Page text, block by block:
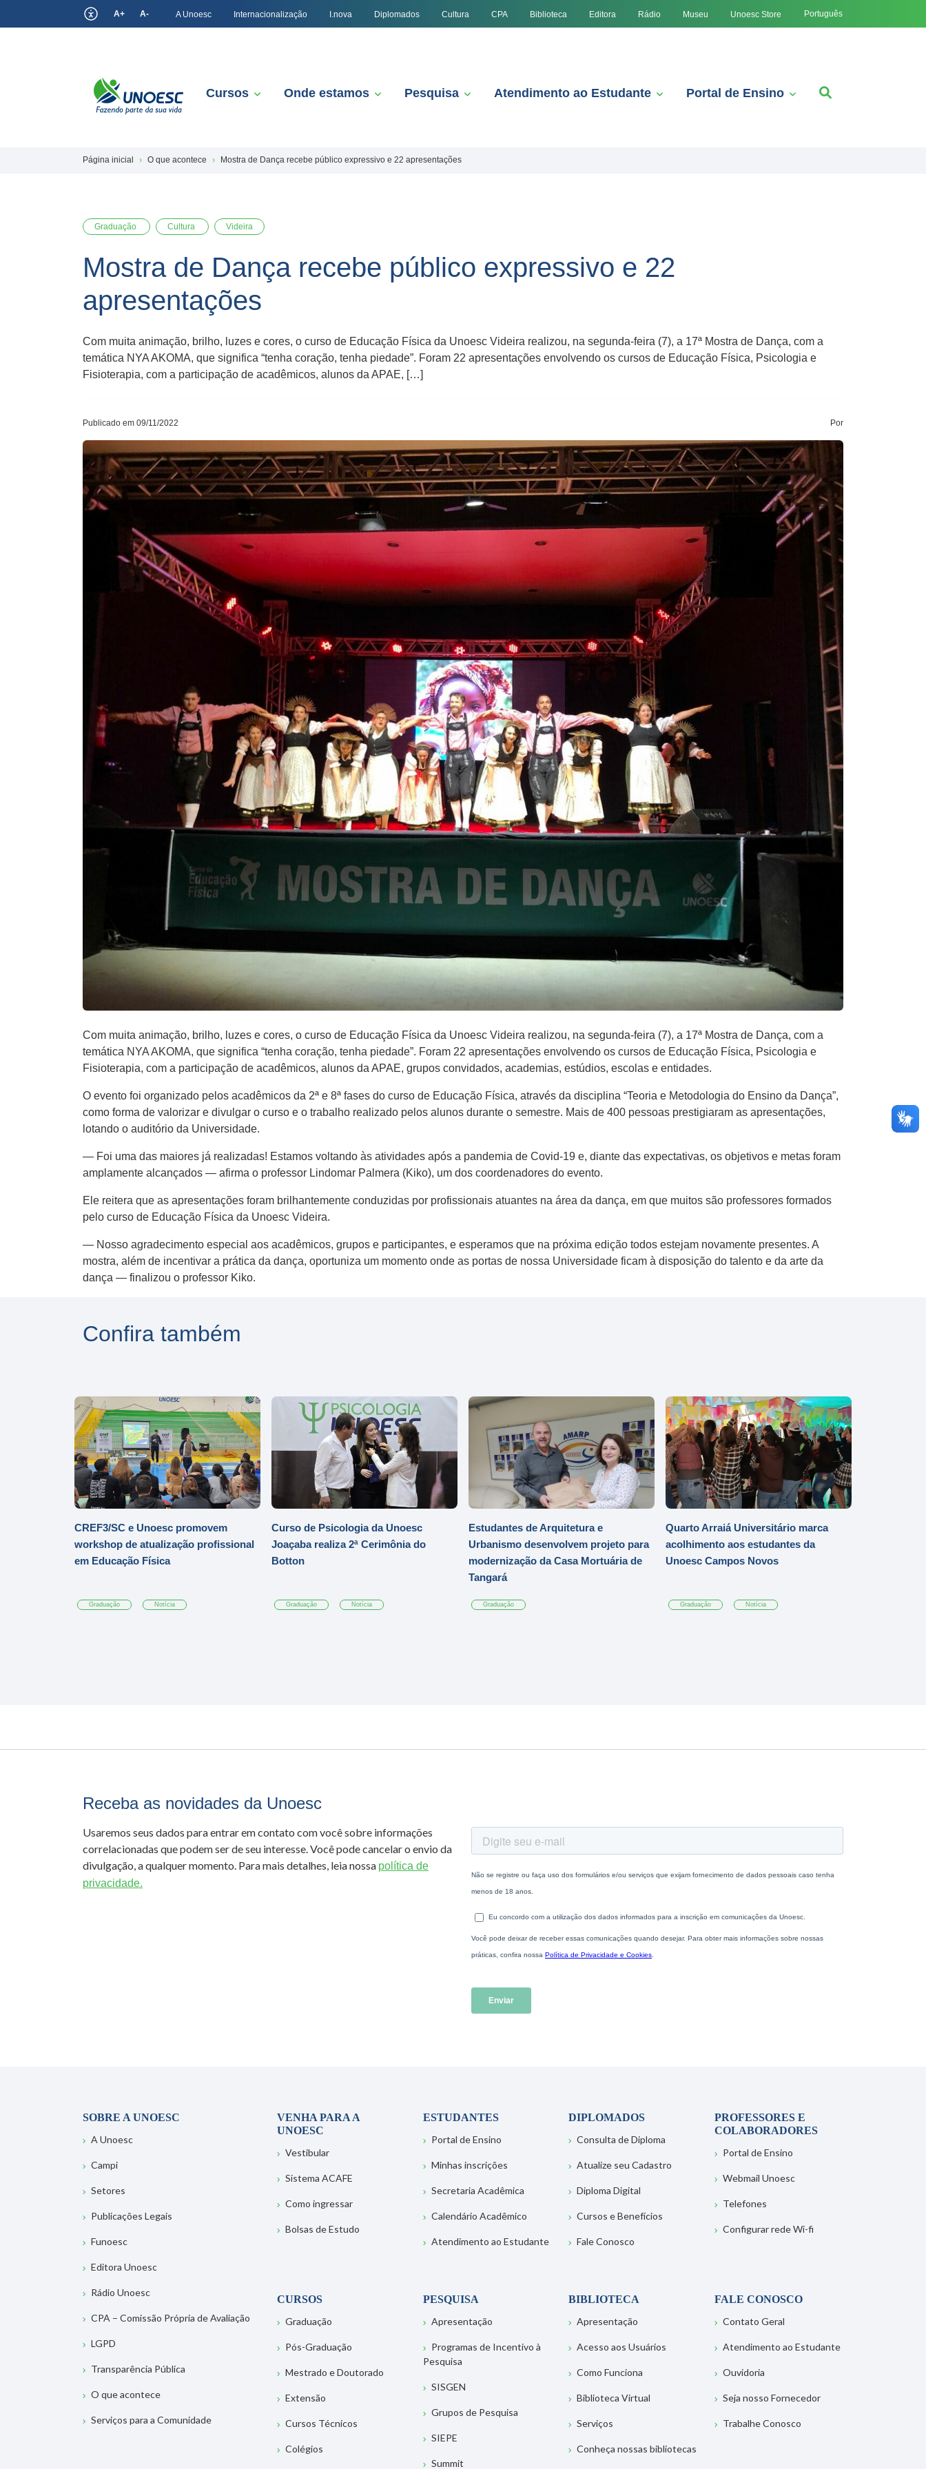
A+ A- A Unoesc Internacionalização I.nova Diplomados Cultura CPA Biblioteca Editora Rádio Museu Unoesc Store Português
Cursos Onde estamos Pesquisa Atendimento ao Estudante Portal de Ensino
Página inicial O que acontece Mostra de Dança recebe público expressivo e 22 apresentações
Graduação Cultura Videira
Mostra de Dança recebe público expressivo e 22
apresentações
Com muita animação, brilho, luzes e cores, o curso de Educação Física da Unoesc Videira realizou, na segunda-feira (7), a 17ª Mostra de Dança, com a
temática NYA AKOMA, que significa “tenha coração, tenha piedade”. Foram 22 apresentações envolvendo os cursos de Educação Física, Psicologia e
Fisioterapia, com a participação de acadêmicos, alunos da APAE, […]
Publicado em 09/11/2022 Por
Com muita animação, brilho, luzes e cores, o curso de Educação Física da Unoesc Videira realizou, na segunda-feira (7), a 17ª Mostra de Dança, com a
temática NYA AKOMA, que significa “tenha coração, tenha piedade”. Foram 22 apresentações envolvendo os cursos de Educação Física, Psicologia e
Fisioterapia, com a participação de acadêmicos, alunos da APAE, grupos convidados, academias, estúdios, escolas e entidades.
O evento foi organizado pelos acadêmicos da 2ª e 8ª fases do curso de Educação Física, através da disciplina “Teoria e Metodologia do Ensino da Dança”,
como forma de valorizar e divulgar o curso e o trabalho realizado pelos alunos durante o semestre. Mais de 400 pessoas prestigiaram as apresentações,
lotando o auditório da Universidade.
— Foi uma das maiores já realizadas! Estamos voltando às atividades após a pandemia de Covid-19 e, diante das expectativas, os objetivos e metas foram
amplamente alcançados — afirma o professor Lindomar Palmera (Kiko), um dos coordenadores do evento.
Ele reitera que as apresentações foram brilhantemente conduzidas por profissionais atuantes na área da dança, em que muitos são professores formados
pelo curso de Educação Física da Unoesc Videira.
— Nosso agradecimento especial aos acadêmicos, grupos e participantes, e esperamos que na próxima edição todos estejam novamente presentes. A
mostra, além de incentivar a prática da dança, oportuniza um momento onde as portas de nossa Universidade ficam à disposição do talento e da arte da
dança — finalizou o professor Kiko.
Confira também
CREF3/SC e Unoesc promovem
workshop de atualização profissional
em Educação Física
Graduação Notícia
Curso de Psicologia da Unoesc
Joaçaba realiza 2ª Cerimônia do
Botton
Graduação Notícia
Estudantes de Arquitetura e
Urbanismo desenvolvem projeto para
modernização da Casa Mortuária de
Tangará
Graduação
Quarto Arraiá Universitário marca
acolhimento aos estudantes da
Unoesc Campos Novos
Graduação Notícia
Receba as novidades da Unoesc
Usaremos seus dados para entrar em contato com você sobre informações
correlacionadas que podem ser de seu interesse. Você pode cancelar o envio da
divulgação, a qualquer momento. Para mais detalhes, leia nossa política de
privacidade.
SOBRE A UNOESC
A Unoesc
Campi
Setores
Publicações Legais
Funoesc
Editora Unoesc
Rádio Unoesc
CPA – Comissão Própria de Avaliação
LGPD
Transparência Pública
O que acontece
Serviços para a Comunidade
VENHA PARA A
UNOESC
Vestibular
Sistema ACAFE
Como ingressar
Bolsas de Estudo
ESTUDANTES
Portal de Ensino
Minhas inscrições
Secretaria Acadêmica
Calendário Acadêmico
Atendimento ao Estudante
DIPLOMADOS
Consulta de Diploma
Atualize seu Cadastro
Diploma Digital
Cursos e Benefícios
Fale Conosco
PROFESSORES E
COLABORADORES
Portal de Ensino
Webmail Unoesc
Telefones
Configurar rede Wi-fi
CURSOS
Graduação
Pós-Graduação
Mestrado e Doutorado
Extensão
Cursos Técnicos
Colégios
PESQUISA
Apresentação
Programas de Incentivo à
Pesquisa
SISGEN
Grupos de Pesquisa
SIEPE
Summit
BIBLIOTECA
Apresentação
Acesso aos Usuários
Como Funciona
Biblioteca Virtual
Serviços
Conheça nossas bibliotecas
FALE CONOSCO
Contato Geral
Atendimento ao Estudante
Ouvidoria
Seja nosso Fornecedor
Trabalhe Conosco